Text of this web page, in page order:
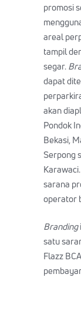
promosi
areal
tampil
segar.
dapat
akan
Pondok
Bekasi,
Serpong
Karawaci.
sarana
operator
Branding
satu
Flazz